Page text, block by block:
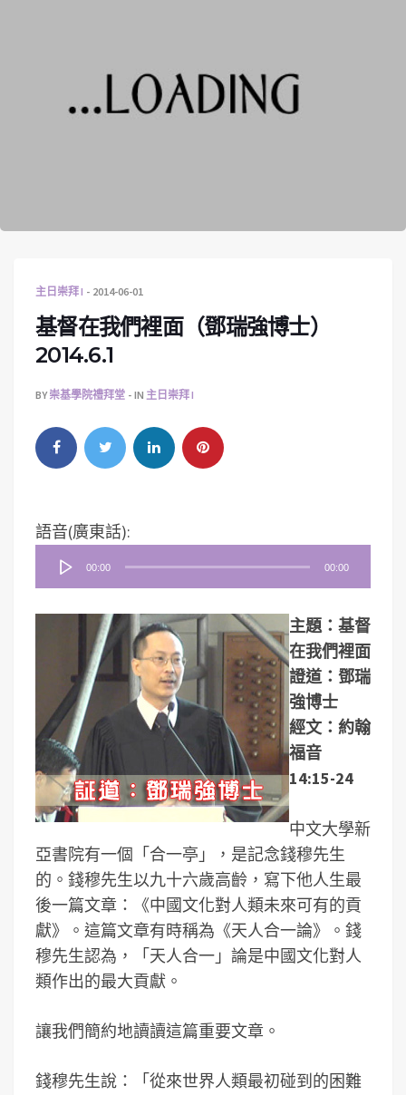
主日崇拜 I 2014-06-01
基督在我們裡面（鄧瑞強博士）
2014.6.1
BY崇基學院禮拜堂 IN 主日崇拜 I
語音(廣東話):
器
00:00 00:00
主題：基督
在我們裡面
證道：鄧瑞
強博士
經文：約翰
福音
14:15-24
中文大學新
亞書院有一個「合一亭」，是記念錢穆先生
的。錢穆先生以九十六歲高齡，寫下他人生最
後一篇文章：《中國文化對人類未來可有的貢
獻》。這篇文章有時稱為《天人合一論》。錢
穆先生認為，「天人合一」論是中國文化對人
類作出的最大貢獻。
讓我們簡約地讀讀這篇重要文章。
錢穆先生說：「從來世界人類最初碰到的困難